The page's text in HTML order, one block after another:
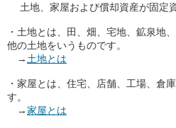
土地、家屋および償却資産が固定
・土地とは、田、畑、宅地、鉱泉地
他の土地をいうものです。
→ 土地とは
・家屋とは、住宅、店舗、工場、倉
す。
→家屋とは